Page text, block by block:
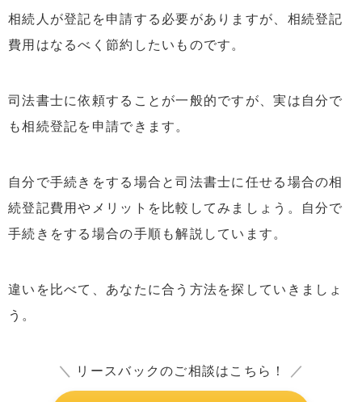
相続人が登記を申請する必要がありますが、相続登記
費用はなるべく節約したいものです。
司法書士に依頼することが一般的ですが、実は自分で
も相続登記を申請できます。
自分で手続きをする場合と司法書士に任せる場合の相
続登記費用やメリットを比較してみましょう。自分で
手続きをする場合の手順も解説しています。
違いを比べて、あなたに合う方法を探していきましょ
う。
＼ リースバックのご相談はこちら！ ／